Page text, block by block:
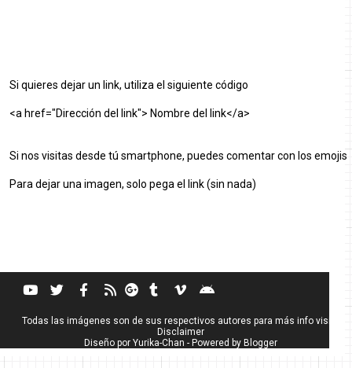
Si quieres dejar un link, utiliza el siguiente código
<a href="Dirección del link"> Nombre del link</a>
Si nos visitas desde tú smartphone, puedes comentar con los emojis
Para dejar una imagen, solo pega el link (sin nada)
Todas las imágenes son de sus respectivos autores para más info visita
Disclaimer
Diseño por Yurika-Chan - Powered by Blogger